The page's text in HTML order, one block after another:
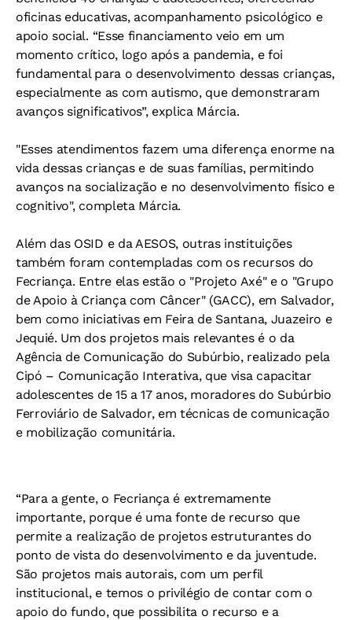
oficinas educativas, acompanhamento psicológico e
apoio social. “Esse financiamento veio em um
momento crítico, logo após a pandemia, e foi
fundamental para o desenvolvimento dessas crianças,
especialmente as com autismo, que demonstraram
avanços significativos”, explica Márcia.
"Esses atendimentos fazem uma diferença enorme na
vida dessas crianças e de suas famílias, permitindo
avanços na socialização e no desenvolvimento físico e
cognitivo", completa Márcia.
Além das OSID e da AESOS, outras instituições
também foram contempladas com os recursos do
Fecriança. Entre elas estão o "Projeto Axé" e o "Grupo
de Apoio à Criança com Câncer" (GACC), em Salvador,
bem como iniciativas em Feira de Santana, Juazeiro e
Jequié. Um dos projetos mais relevantes é o da
Agência de Comunicação do Subúrbio, realizado pela
Cipó – Comunicação Interativa, que visa capacitar
adolescentes de 15 a 17 anos, moradores do Subúrbio
Ferroviário de Salvador, em técnicas de comunicação
e mobilização comunitária.
“Para a gente, o Fecriança é extremamente
importante, porque é uma fonte de recurso que
permite a realização de projetos estruturantes do
ponto de vista do desenvolvimento e da juventude.
São projetos mais autorais, com um perfil
institucional, e temos o privilégio de contar com o
apoio do fundo, que possibilita o recurso e a